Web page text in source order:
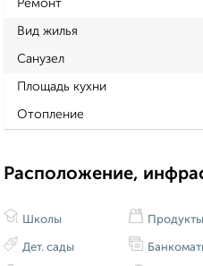
Ремонт
Вид жилья
Санузел
Площадь кухни
Отопление
Расположение,
Школы
Дет. сады
Продукты